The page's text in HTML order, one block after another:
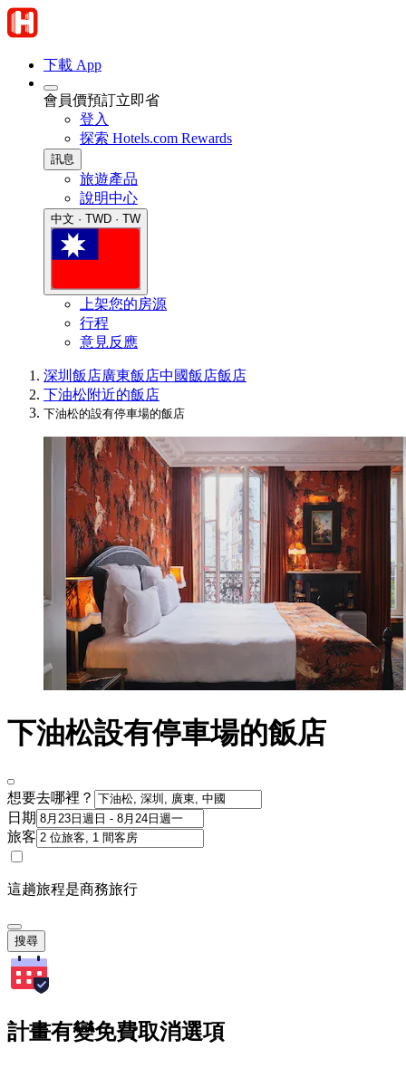
下載 App
會員價預訂立即省
登入
探索 Hotels.com Rewards
訊息
旅遊產品
說明中心
中文 · TWD · TW
上架您的房源
行程
意見反應
深圳飯店廣東飯店中國飯店飯店
下油松附近的飯店
下油松的設有停車場的飯店
下油松設有停車場的飯店
想要去哪裡？
日期
旅客
這趟旅程是商務旅行
搜尋
計畫有變免費取消選項